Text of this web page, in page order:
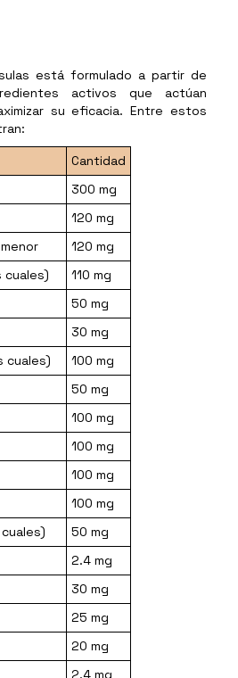
está formulado a partir de
activos que actúan
su eficacia. Entre estos
Cantidad
300 mg
120 mg
120 mg
cuales)
110 mg
50 mg
30 mg
cuales)
100 mg
50 mg
100 mg
100 mg
100 mg
100 mg
50 mg
2.4 mg
30 mg
25 mg
20 mg
2.4 mg